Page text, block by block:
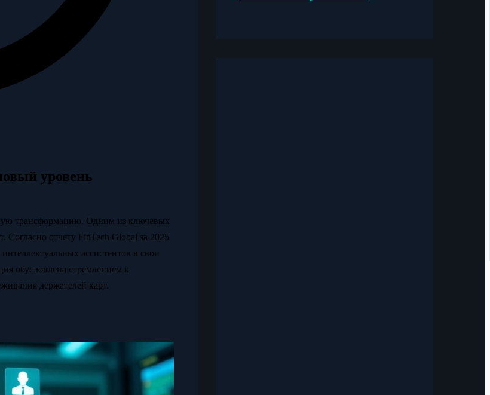
уровень
трансформацию. Одним из ключевых
Согласно отчету FinTech Global за 2025
ассистентов в свои
обусловлена стремлением к
держателей карт.